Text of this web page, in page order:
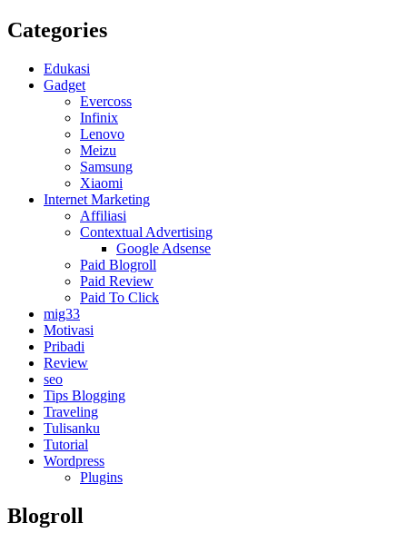
Categories
Edukasi
Gadget
Evercoss
Infinix
Lenovo
Meizu
Samsung
Xiaomi
Internet Marketing
Affiliasi
Contextual Advertising
Google Adsense
Paid Blogroll
Paid Review
Paid To Click
mig33
Motivasi
Pribadi
Review
seo
Tips Blogging
Traveling
Tulisanku
Tutorial
Wordpress
Plugins
Blogroll